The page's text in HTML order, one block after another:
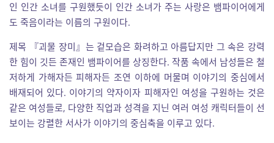
인 인간 소녀를 구원했듯이 인간 소녀가 주는 사랑은 뱀파이어에게
도 죽음이라는 이름의 구원이다.
제목 『괴물 장미』는 겉모습은 화려하고 아름답지만 그 속은 강력
한 힘이 깃든 존재인 뱀파이어를 상징한다. 작품 속에서 남성들은 철
저하게 가해자든 피해자든 조연 이하에 머물며 이야기의 중심에서
배재되어 있다. 이야기의 약자이자 피해자인 여성을 구원하는 것은
같은 여성들로, 다양한 직업과 성격을 지닌 여러 여성 캐릭터들이 선
보이는 강렬한 서사가 이야기의 중심축을 이루고 있다.